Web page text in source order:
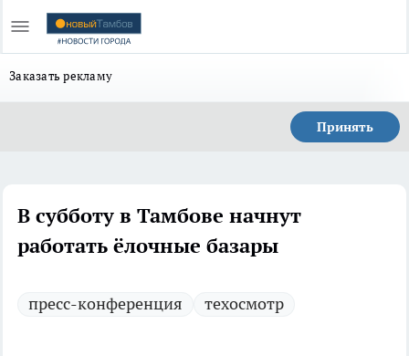
Заказать рекламу
Принять
В субботу в Тамбове начнут
работать ёлочные базары
пресс-конференция техосмотр